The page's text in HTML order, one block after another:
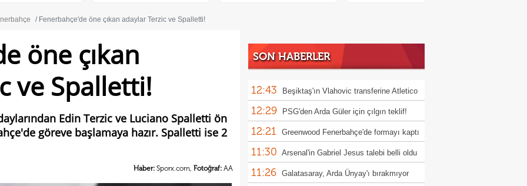
Fenerbahçe'de öne çıkan adaylar Terzic ve Spalletti!
öne çıkan
ve Spalletti!
Edin Terzic ve Luciano Spalletti ön
göreve başlamaya hazır. Spalletti ise 2
Haber: Sporx.com, Fotoğraf: AA
SON HABERLER
12:43 Beşiktaş'ın Vlahovic transferine Atletico
Madrid engeli
12:29 PSG'den Arda Güler için çılgın teklif!
Fenerbahçe de kasayı dolduracak
12:21 Greenwood Fenerbahçe'de formayı kaptı
11:30 Arsenal'in Gabriel Jesus talebi belli oldu
11:26 Galatasaray, Arda Ünyay'ı bırakmıyor